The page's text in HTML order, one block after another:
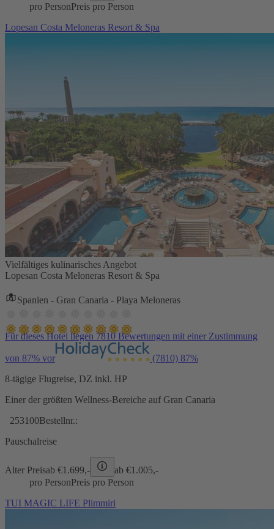
pro PersonPreis pro Person
Lopesan Costa Meloneras Resort & Spa
Vielfältiges kulinarisches Angebot
Lopesan Costa Meloneras Resort & Spa
Spanien - Gran Canaria - Playa Meloneras
Für dieses Hotel liegen 7810 Bewertungen mit einer Zustimmung
von 87% vor (7810) 87%
8-tägige Flugreise, DZ inkl. HP
Einer der größten Wellness-Bereiche auf Gran Canaria
253100Bestellnr.:
Pauschalreise
Alter Preisab €1.699,- ab €1.005,-
pro PersonPreis pro Person
TUI MAGIC LIFE Plimmiri